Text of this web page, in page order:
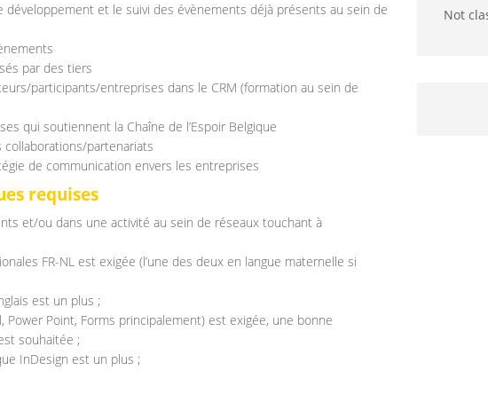
développement et le suivi des évènements déjà présents au sein de
par des tiers
participants/entreprises dans le CRM (formation au sein de
qui soutiennent la Chaîne de l’Espoir Belgique
partenariats
de communication envers les entreprises
requises
et/ou dans une activité au sein de réseaux touchant à
FR-NL est exigée (l’une des deux en langue maternelle si
est un plus ;
Point, Forms principalement) est exigée, une bonne
souhaitée ;
InDesign est un plus ;
Not